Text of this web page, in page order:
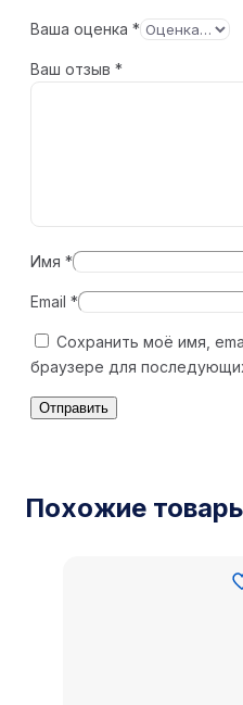
Ваша оценка *
Ваш отзыв *
Имя *
Email *
Сохранить моё имя,
браузере для
Похожие